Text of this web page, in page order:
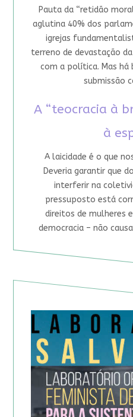
Pauta da “retidão
aglutina 40% dos
igrejas
terreno de devastação
com a política. Mas há
submissão
A “teocracia à
à
A laicidade é o que
Deveria garantir que
interferir na
pressuposto está
direitos de mulheres
democracia – não